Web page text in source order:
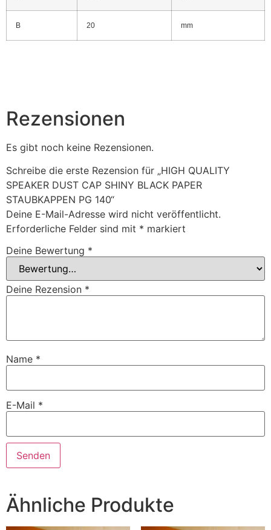
B 20 mm
Rezensionen
Es gibt noch keine Rezensionen.
Schreibe die erste Rezension für „HIGH QUALITY
SPEAKER DUST CAP SHINY BLACK PAPER
STAUBKAPPEN PG 140“
Deine E-Mail-Adresse wird nicht veröffentlicht.
Erforderliche Felder sind mit * markiert
Deine Bewertung *
Deine Rezension *
Name *
E-Mail *
Ähnliche Produkte